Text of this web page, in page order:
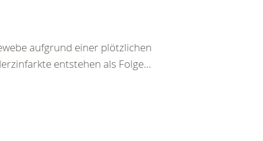
aufgrund einer plötzlichen
entstehen als Folge...